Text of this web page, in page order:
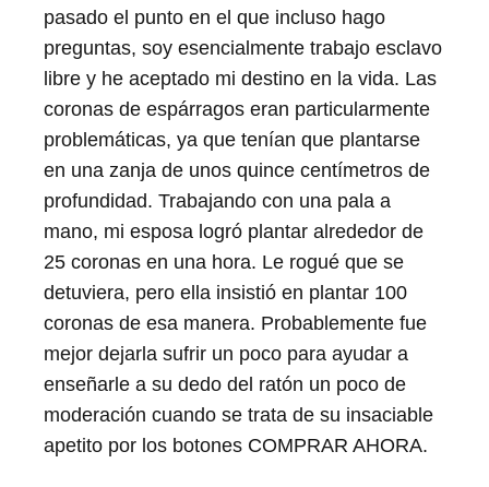
pasado el punto en el que incluso hago
preguntas, soy esencialmente trabajo esclavo
libre y he aceptado mi destino en la vida. Las
coronas de espárragos eran particularmente
problemáticas, ya que tenían que plantarse
en una zanja de unos quince centímetros de
profundidad. Trabajando con una pala a
mano, mi esposa logró plantar alrededor de
25 coronas en una hora. Le rogué que se
detuviera, pero ella insistió en plantar 100
coronas de esa manera. Probablemente fue
mejor dejarla sufrir un poco para ayudar a
enseñarle a su dedo del ratón un poco de
moderación cuando se trata de su insaciable
apetito por los botones COMPRAR AHORA.